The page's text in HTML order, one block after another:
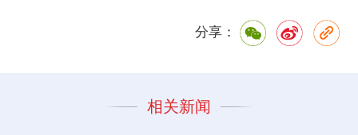
分享：
相关新闻